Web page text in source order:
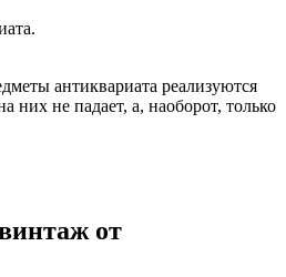
антиквариата реализуются
них не падает, а, наоборот, только
от